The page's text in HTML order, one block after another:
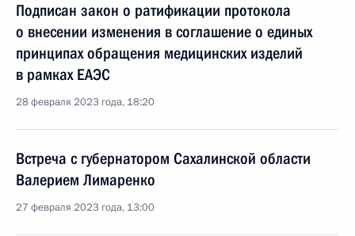
Подписан закон о ратификации протокола
о внесении изменения в соглашение о единых
принципах обращения медицинских изделий
в рамках ЕАЭС
28 февраля 2023 года, 18:20
Встреча с губернатором Сахалинской области
Валерием Лимаренко
27 февраля 2023 года, 13:00